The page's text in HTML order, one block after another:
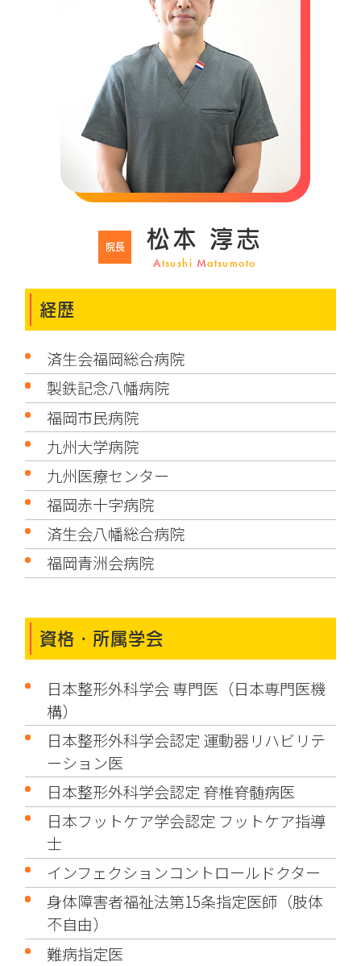
院長 松本 淳志
Atsushi Matsumoto
経歴
済生会福岡総合病院
製鉄記念八幡病院
福岡市民病院
九州大学病院
九州医療センター
福岡赤十字病院
済生会八幡総合病院
福岡青洲会病院
資格・所属学会
日本整形外科学会 専門医（日本専門医機
構）
日本整形外科学会認定 運動器リハビリテ
ーション医
日本整形外科学会認定 脊椎脊髄病医
日本フットケア学会認定 フットケア指導
士
インフェクションコントロールドクター
身体障害者福祉法第15条指定医師（肢体
不自由）
難病指定医